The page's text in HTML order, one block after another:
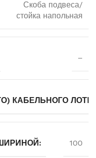
Скоба подвеса/
стойка напольная
–
КАБЕЛЬНОГО
100